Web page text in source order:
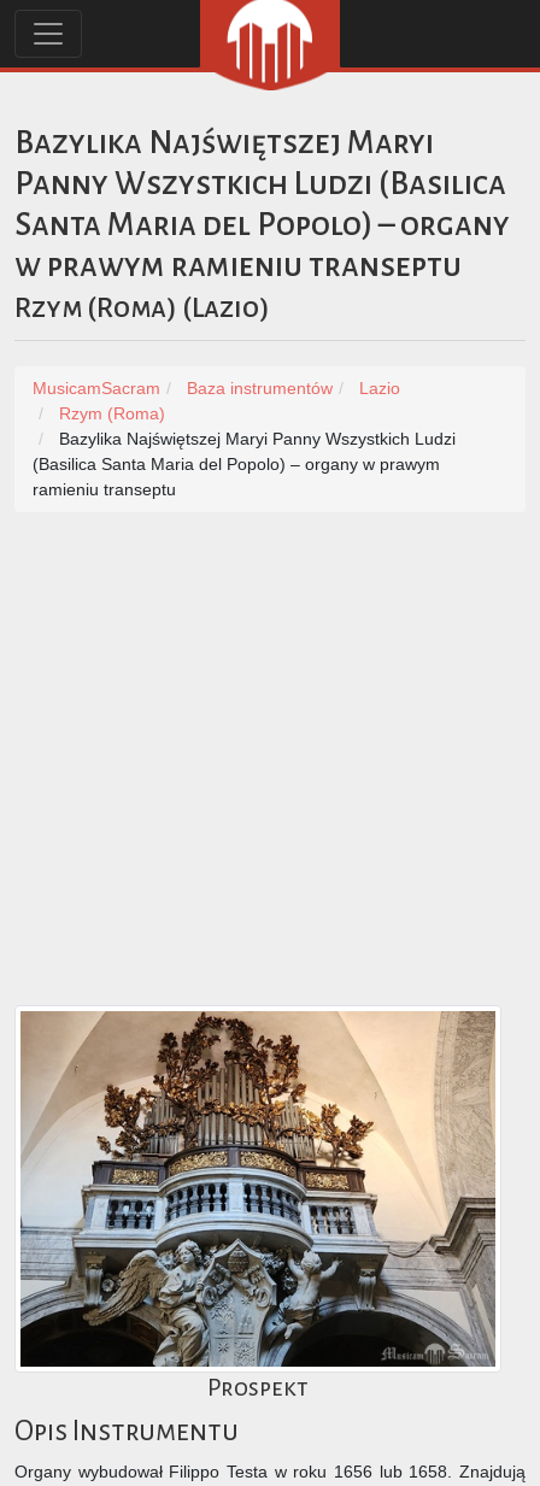
Bazylika Najświętszej Maryi
Panny Wszystkich Ludzi (Basilica
Santa Maria del Popolo) – organy
w prawym ramieniu transeptu
Rzym (Roma) (Lazio)
MusicamSacram Baza instrumentów
Lazio
Rzym (Roma)
Bazylika Najświętszej Maryi Panny Wszystkich Ludzi
(Basilica Santa Maria del Popolo) – organy w prawym
ramieniu transeptu
Prospekt
Opis Instrumentu
Organy wybudował Filippo Testa w roku 1656 lub 1658. Znajdują